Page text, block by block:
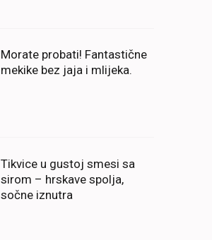
Morate probati! Fantastične
mekike bez jaja i mlijeka.
Tikvice u gustoj smesi sa
sirom – hrskave spolja,
sočne iznutra